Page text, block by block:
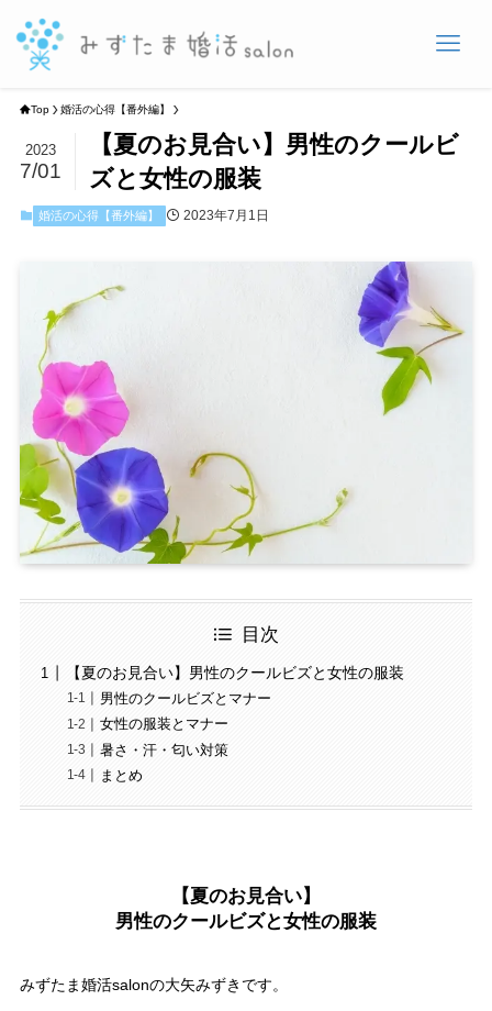
Top 婚活の心得【番外編】
【夏のお見合い】男性のクールビ
ズと女性の服装
2023
7/01
婚活の心得【番外編】 2023年7月1日
目次
【夏のお見合い】男性のクールビズと女性の服装
男性のクールビズとマナー
女性の服装とマナー
暑さ・汗・匂い対策
まとめ
【夏のお見合い】
男性のクールビズと女性の服装
みずたま婚活salonの大矢みずきです。